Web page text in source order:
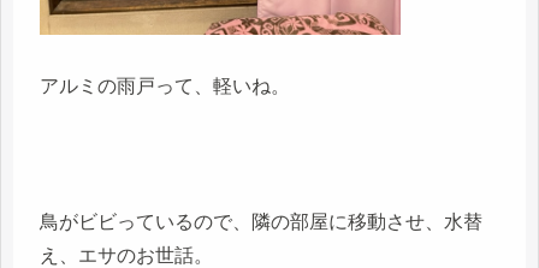
アルミの雨戸って、軽いね。
鳥がビビっているので、隣の部屋に移動させ、水替
え、エサのお世話。